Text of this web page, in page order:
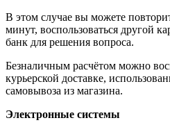
В этом случае вы можете
минут, воспользоваться другой
банк для решения вопроса.
Безналичным расчётом можно
курьерской доставке,
самовывоза из магазина.
Электронные системы